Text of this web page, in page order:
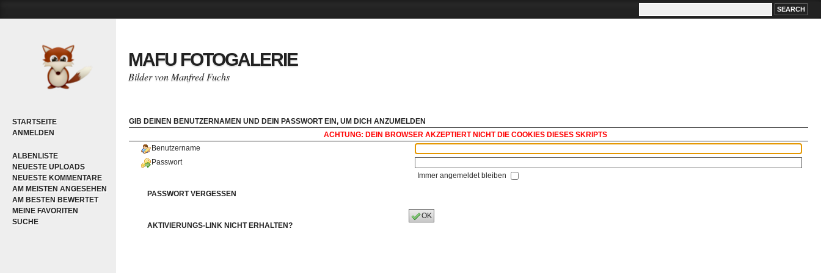
STARTSEITE
ANMELDEN
ALBENLISTE
NEUESTE UPLOADS
NEUESTE KOMMENTARE
AM MEISTEN ANGESEHEN
AM BESTEN BEWERTET
MEINE FAVORITEN
SUCHE
MAFU FOTOGALERIE
Bilder von Manfred Fuchs
GIB DEINEN BENUTZERNAMEN UND DEIN PASSWORT EIN, UM DICH ANZUMELDEN
ACHTUNG: DEIN BROWSER AKZEPTIERT NICHT DIE COOKIES DIESES SKRIPTS
Benutzername
Passwort
Immer angemeldet bleiben
PASSWORT VERGESSEN
AKTIVIERUNGS-LINK NICHT ERHALTEN?
OK